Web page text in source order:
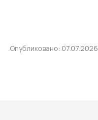
Опубликовано: 07.07.2026